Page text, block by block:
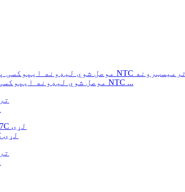
د سپینو زرو پلیټ شوي PTFE-موصل شوي لیډونه ایپوکسی لیپت شوي NTC ...
د اوږد شیشې پروب NTC ترمیسټر MF57C لړۍ